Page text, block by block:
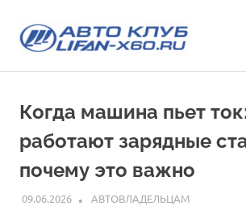
содержимому
х60
Lifan
—
характеристики
и
отзывы,
Когда машина пьет
работают зарядные
почему это важно
09.06.2026 INFO
АВТОВЛАДЕЛЬЦАМ